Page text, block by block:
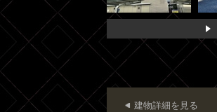
建物詳細を見る